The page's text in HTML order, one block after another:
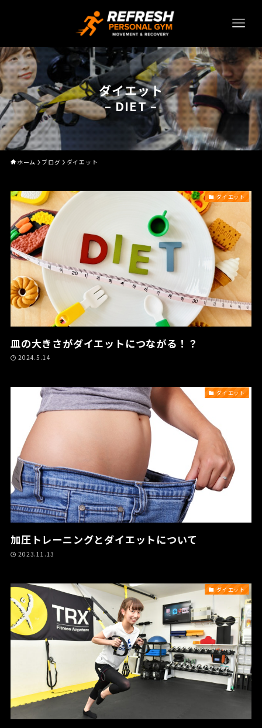
ダイエット
– DIET –
ホーム ブログ ダイエット
ダイエット
皿の大きさがダイエットにつながる！？
2024.5.14
ダイエット
加圧トレーニングとダイエットについて
2023.11.13
ダイエット